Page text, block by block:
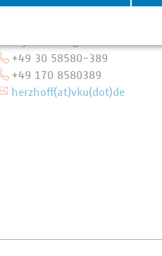
Senior Fachgebietsleiterin
+49 30 58580-389
+49 170 8580389
herzhoff(at)vku(dot)de